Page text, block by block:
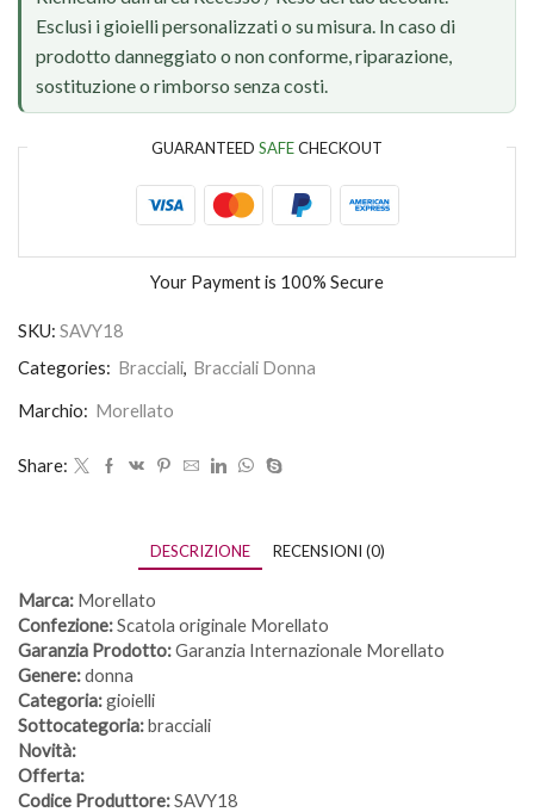
Esclusi i gioielli personalizzati o su misura. In caso di
prodotto danneggiato o non conforme, riparazione,
sostituzione o rimborso senza costi.
GUARANTEED SAFECHECKOUT
Your Payment is 100% Secure
SKU: SAVY18
Categories: Bracciali, Bracciali Donna
Marchio: Morellato
Share:
DESCRIZIONE RECENSIONI (0)
Marca: Morellato
Confezione:Scatola originale Morellato
Garanzia Prodotto:Garanzia Internazionale Morellato
Genere:donna
Categoria:gioielli
Sottocategoria:bracciali
Novità:
Offerta:
Codice Produttore:SAVY18